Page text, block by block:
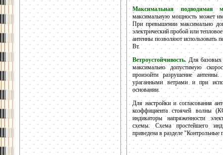
Максимальная подводимая
максимальную мощность может
При превышении максимально
электрический пробой или
антенны позволяют использовать
Вт.
Ветроустойчивость. Для базовых
максимально допустимую
произойти разрушение
ураганными ветрами и при
основании.
Для настройки и согласования
коэффициента стоячей волны
индикаторы напряженности
схемы. Схема простейшего
приведена в разделе "Контрольные